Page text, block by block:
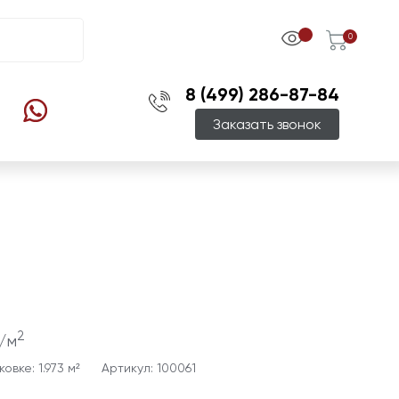
0
8 (499) 286-87-84
Заказать звонок
/м2
1.973 м² Артикул: 100061